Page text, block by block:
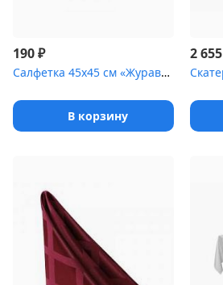
190₽
Салфетка 45х45 см «Журавинка» белая [(цветок)]
В корзину
2 655